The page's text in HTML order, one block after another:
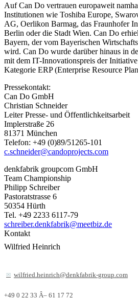
Auf Can Do vertrauen europaweit
Institutionen wie Toshiba Europe,
AG, Oerlikon Barmag, das Fraunhofer
Berlin oder die Stadt Wien. Can Do
Bayern, der vom Bayerischen
wird. Can Do wurde darüber hinaus in
mit dem IT-Innovationspreis der
Kategorie ERP (Enterprise Resource
Pressekontakt:
Can Do GmbH
Christian Schneider
Leiter Presse- und Öffentlichkeitsarbeit
Implerstraße 26
81371 München
Telefon: +49 (0)89/51265-101
c.schneider@candoprojects.com
denkfabrik groupcom GmbH
Team Championship
Philipp Schreiber
Pastoratstrasse 6
50354 Hürth
Tel. +49 2233 6117-79
schreiber.denkfabrik@meetbiz.de
Kontakt
Wilfried Heinrich
wilfried.heinrich@denkfabrik-group.com
+49 0 22 33 Â– 61 17 72